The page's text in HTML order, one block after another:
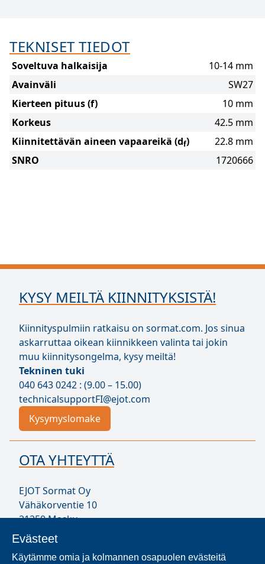
Evästeet
Käytämme omia ja kolmannen osapuolen evästeitä
TEKNISET TIEDOT
Soveltuva halkaisija
10-14 mm
Avainväli
SW27
Kierteen pituus (f)
10 mm
Korkeus
42.5 mm
Kiinnitettävän aineen vapaareikä (df)
22.8 mm
SNRO
1720666
KYSY MEILTÄ KIINNITYKSISTÄ!
Kiinnityspulmiin ratkaisu on sormat.com. Jos sinua
askarruttaa oikean kiinnikkeen valinta tai jokin
muu kiinnitysongelma, kysy meiltä!
Tekninen tuki
040 643 0242 : (9.00 – 15.00)
technicalsupportFI@ejot.com
Kysymyslomake
OTA YHTEYTTÄ
EJOT Sormat Oy
Vähäkorventie 10
21250 Masku
Puh. 020 794 0200